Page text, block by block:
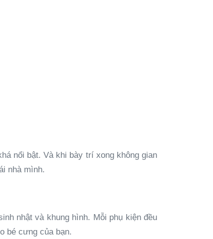
nổi bật. Và khi bày trí xong không gian
nhà mình.
nhật và khung hình. Mỗi phụ kiện đều
bé cưng của bạn.